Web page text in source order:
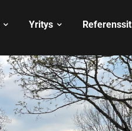
Yritys Referenssit